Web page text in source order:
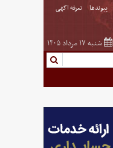
پیوندها تعرفه اگهی
شنبه ۱۷ مرداد ۱۴۰۵